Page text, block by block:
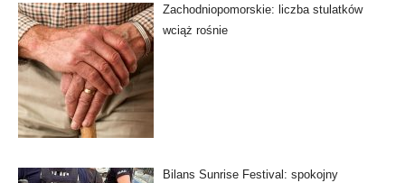
Zachodniopomorskie: liczba stulatków
wciąż rośnie
Bilans Sunrise Festival: spokojny